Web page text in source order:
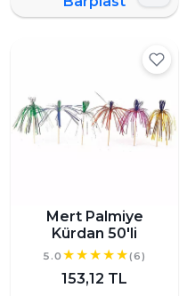
Mert Palmiye
Kürdan 50'li
5.0 (6)
153,12 TL